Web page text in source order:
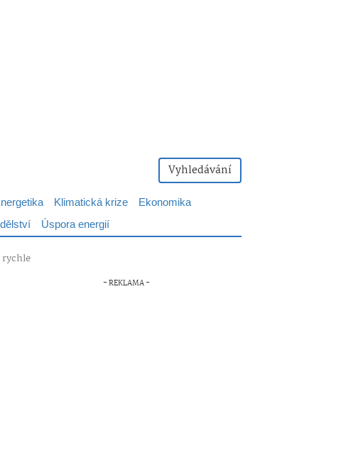
Vyhledávání
Klimatická krize
Ekonomika
Úspora energií
rychle